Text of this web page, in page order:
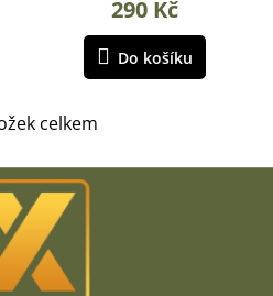
290 Kč
Do košíku
O
l
á
d
c
í
celkem